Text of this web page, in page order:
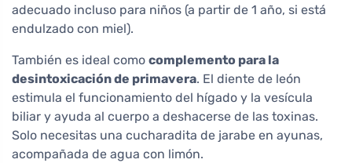
adecuado incluso para niños (a partir de 1 año, si está
endulzado con miel).
También es ideal como complemento para la
desintoxicación de primavera. El diente de león
estimula el funcionamiento del hígado y la vesícula
biliar y ayuda al cuerpo a deshacerse de las toxinas.
Solo necesitas una cucharadita de jarabe en ayunas,
acompañada de agua con limón.